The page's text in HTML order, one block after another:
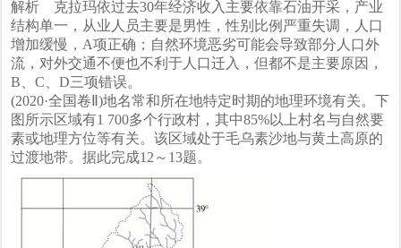
解析 克拉玛依过去30年经济收入主要依靠石油开采，产业
结构单一，从业人员主要是男性，性别比例严重失调，人口
增加缓慢，A项正确；自然环境恶劣可能会导致部分人口外
流，对外交通不便也不利于人口迁入，但都不是主要原因，
B、C、D三项错误。
(2020·全国卷Ⅱ)地名常和所在地特定时期的地理环境有关。下
图所示区域有1 700多个行政村，其中85%以上村名与自然要
素或地理方位等有关。该区域处于毛乌素沙地与黄土高原的
过渡地带。据此完成12～13题。